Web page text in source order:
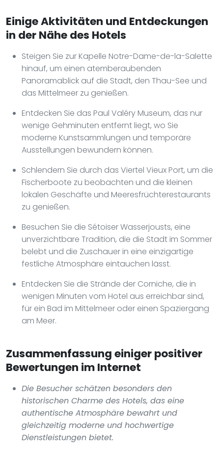
Einige Aktivitäten und Entdeckungen
in der Nähe des Hotels
Steigen Sie zur Kapelle Notre-Dame-de-la-Salette
hinauf, um einen atemberaubenden
Panoramablick auf die Stadt, den Thau-See und
das Mittelmeer zu genießen.
Entdecken Sie das Paul Valéry Museum, das nur
wenige Gehminuten entfernt liegt, wo Sie
moderne Kunstsammlungen und temporäre
Ausstellungen bewundern können.
Schlendern Sie durch das Viertel Vieux Port, um die
Fischerboote zu beobachten und die kleinen
lokalen Geschäfte und Meeresfrüchterestaurants
zu genießen.
Besuchen Sie die Sétoiser Wasserjousts, eine
unverzichtbare Tradition, die die Stadt im Sommer
belebt und die Zuschauer in eine einzigartige
festliche Atmosphäre eintauchen lässt.
Entdecken Sie die Strände der Corniche, die in
wenigen Minuten vom Hotel aus erreichbar sind,
für ein Bad im Mittelmeer oder einen Spaziergang
am Meer.
Zusammenfassung einiger positiver
Bewertungen im Internet
Die Besucher schätzen besonders den
historischen Charme des Hotels, das eine
authentische Atmosphäre bewahrt und
gleichzeitig moderne und hochwertige
Dienstleistungen bietet.